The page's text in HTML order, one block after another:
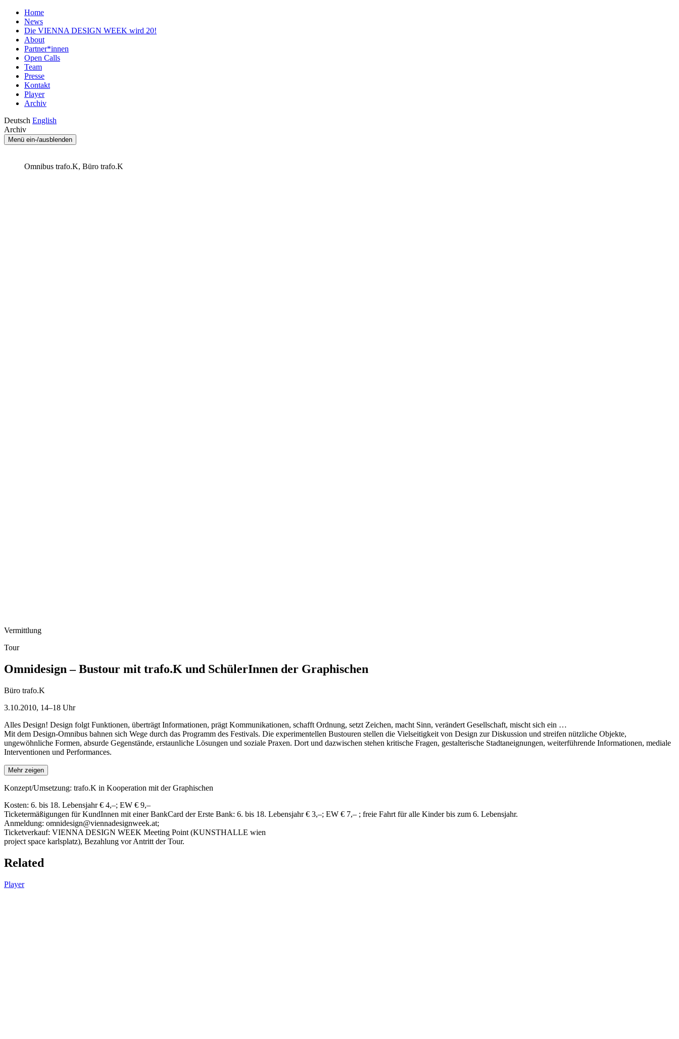
Home
News
Die VIENNA DESIGN WEEK wird 20!
About
Partner*innen
Open Calls
Team
Presse
Kontakt
Player
Archiv
Deutsch English
Archiv
Menü ein-/ausblenden
Omnibus trafo.K, Büro trafo.K
Vermittlung
Tour
Omnidesign – Bustour mit trafo.K und SchülerInnen der Graphischen
Büro trafo.K
3.10.2010, 14–18 Uhr
Alles Design! Design folgt Funktionen, überträgt Informationen, prägt Kommunikationen, schafft Ordnung, setzt Zeichen, macht Sinn, verändert Gesellschaft, mischt sich ein …
Mit dem Design-Omnibus bahnen sich Wege durch das Programm des Festivals. Die experimentellen Bustouren stellen die Vielseitigkeit von Design zur Diskussion und streifen nützliche Objekte,
ungewöhnliche Formen, absurde Gegenstände, erstaunliche Lösungen und soziale Praxen. Dort und dazwischen stehen kritische Fragen, gestalterische Stadtaneignungen, weiterführende Informationen, mediale
Interventionen und Performances.
Mehr zeigen
Konzept/Umsetzung: trafo.K in Kooperation mit der Graphischen
Kosten: 6. bis 18. Lebensjahr € 4,–; EW € 9,–
Ticketermäßigungen für KundInnen mit einer BankCard der Erste Bank: 6. bis 18. Lebensjahr € 3,–; EW € 7,– ; freie Fahrt für alle Kinder bis zum 6. Lebensjahr.
Anmeldung: omnidesign@viennadesignweek.at;
Ticketverkauf: VIENNA DESIGN WEEK Meeting Point (KUNSTHALLE wien
project space karlsplatz), Bezahlung vor Antritt der Tour.
Related
Player